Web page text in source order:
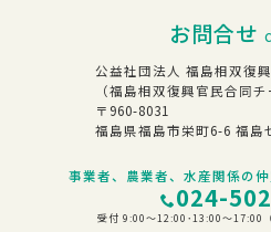
お問合せ
公益社団法人 福島相双復
（福島相双復興官民合同チ
〒960-8031
福島県福島市栄町6-6 福島
事業者、農業者、水産関係の
024-
受付 9:00～12:00･13:00～17:00